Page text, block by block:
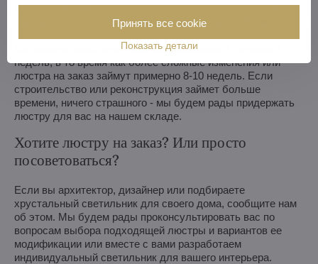
оценим возможности производства и в течение недели
вышлем вам эскизы, включая визуальные изображения.
Мы можем выполнить простые изменения в течение 3-4
недель, в то время как более сложные изменения или
люстра на заказ займут примерно 8-10 недель. Если
строительство или реконструкция займет больше
времени, ничего страшного - мы будем рады придержать
люстру для вас на нашем складе.
Хотите люстру на заказ? Или просто
посоветоваться?
Если вы архитектор, дизайнер или подбираете
хрустальный светильник для своего дома, сообщите нам
об этом. Мы будем рады проконсультировать вас по
вопросам выбора подходящей люстры и вариантов ее
модификации или вместе с вами разработаем
индивидуальный светильник для вашего интерьера.
Показать детали
Принять все cookie